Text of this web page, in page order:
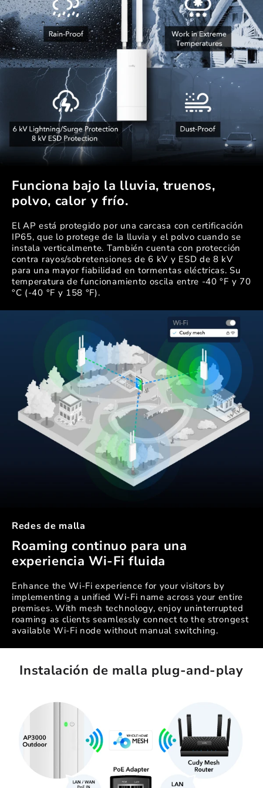
Funciona bajo la lluvia, truenos,
polvo, calor y frío.
El AP está protegido por una carcasa con certificación
IP65, que lo protege de la lluvia y el polvo cuando se
instala verticalmente. También cuenta con protección
contra rayos/sobretensiones de 6 kV y ESD de 8 kV
para una mayor fiabilidad en tormentas eléctricas. Su
temperatura de funcionamiento oscila entre -40 °F y 70
°C (-40 °F y 158 °F).
Redes de malla
Roaming continuo para una
experiencia Wi-Fi fluida
Enhance the Wi-Fi experience for your visitors by
implementing a unified Wi-Fi name across your entire
premises. With mesh technology, enjoy uninterrupted
roaming as clients seamlessly connect to the strongest
available Wi-Fi node without manual switching.
Instalación de malla plug-and-play